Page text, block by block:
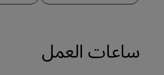
ساعات العمل